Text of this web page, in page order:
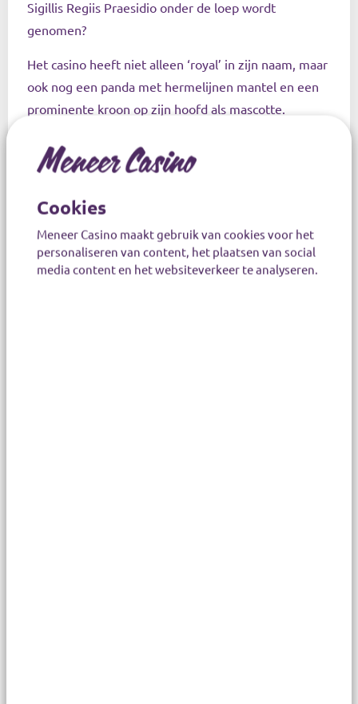
Cookies
Meneer Casino maakt gebruik van cookies voor het
personaliseren van content, het plaatsen van social
media content en het websiteverkeer te analyseren.
Sigillis Regiis Praesidio onder de loep wordt
genomen?
Het casino heeft niet alleen ‘royal’ in zijn naam, maar
ook nog een panda met hermelijnen mantel en een
prominente kroon op zijn hoofd als mascotte.
Maar Meneer Casino
loopt.
De kantonrechter redeneert in het vonnis namelijk